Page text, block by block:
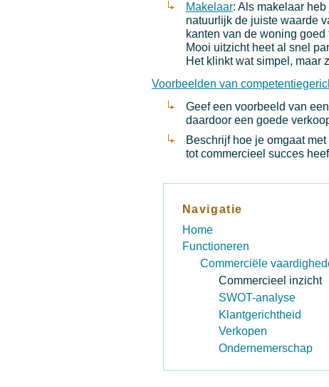
Makelaar: Als makelaar
natuurlijk de juiste waarde
kanten van de woning goed
Mooi uitzicht heet al snel
Het klinkt wat simpel, maar
Voorbeelden van
Geef een voorbeeld van
daardoor een goede
Beschrijf hoe je omgaat
tot commercieel succes
Navigatie
Home
Functioneren
Commerciële
Commercieel inzicht
SWOT-analyse
Klantgerichtheid
Verkopen
Ondernemerschap